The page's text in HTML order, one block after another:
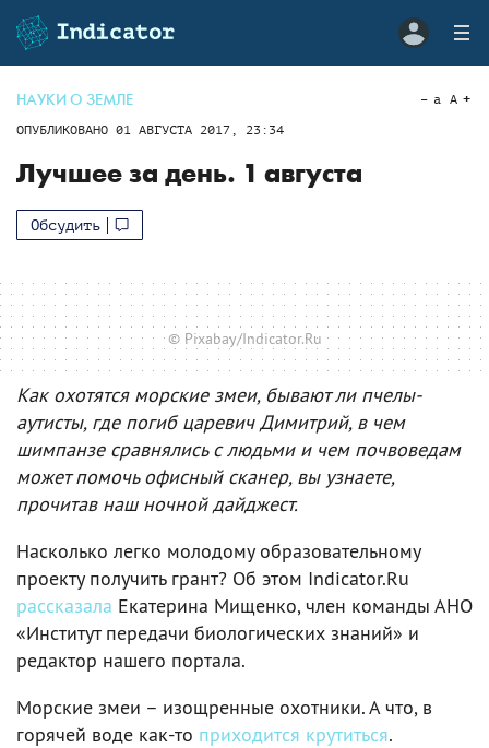
НАУКИ О ЗЕМЛЕ
ОПУБЛИКОВАНО 01 АВГУСТА 2017, 23:34
a A
Лучшее за день. 1 августа
Обсудить
© Pixabay/Indicator.Ru
Как охотятся морские змеи, бывают ли пчелы-
аутисты, где погиб царевич Димитрий, в чем
шимпанзе сравнялись с людьми и чем почвоведам
может помочь офисный сканер, вы узнаете,
прочитав наш ночной дайджест.
Насколько легко молодому образовательному
проекту получить грант? Об этом Indicator.Ru
рассказала Екатерина Мищенко, член команды АНО
«Институт передачи биологических знаний» и
редактор нашего портала.
Морские змеи – изощренные охотники. А что, в
горячей воде как-то приходится крутиться.